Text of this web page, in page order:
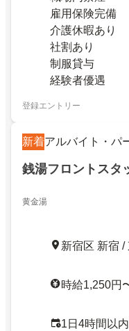
雇用保険完備
介護休暇あり
社割あり
制服貸与
経験者優遇
登録エントリー
新着アルバイト・パ
銭湯フロントスタ
黄金湯
新宿区 新宿 /
時給1,250円
1日4時間以